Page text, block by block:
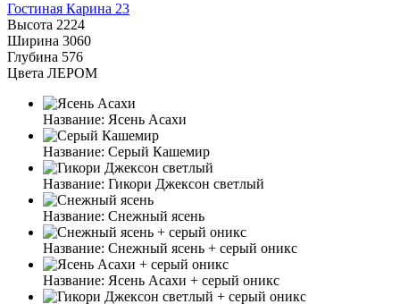
Гостиная Карина 23
Высота 2224
Ширина 3060
Глубина 576
Цвета ЛЕРОМ
Название: Ясень Асахи
Название: Серый Кашемир
Название: Гикори Джексон светлый
Название: Снежный ясень
Название: Снежный ясень + серый оникс
Название: Ясень Асахи + серый оникс